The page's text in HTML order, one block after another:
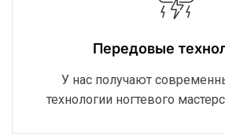
Передовые
У нас получают
технологии ногтевого